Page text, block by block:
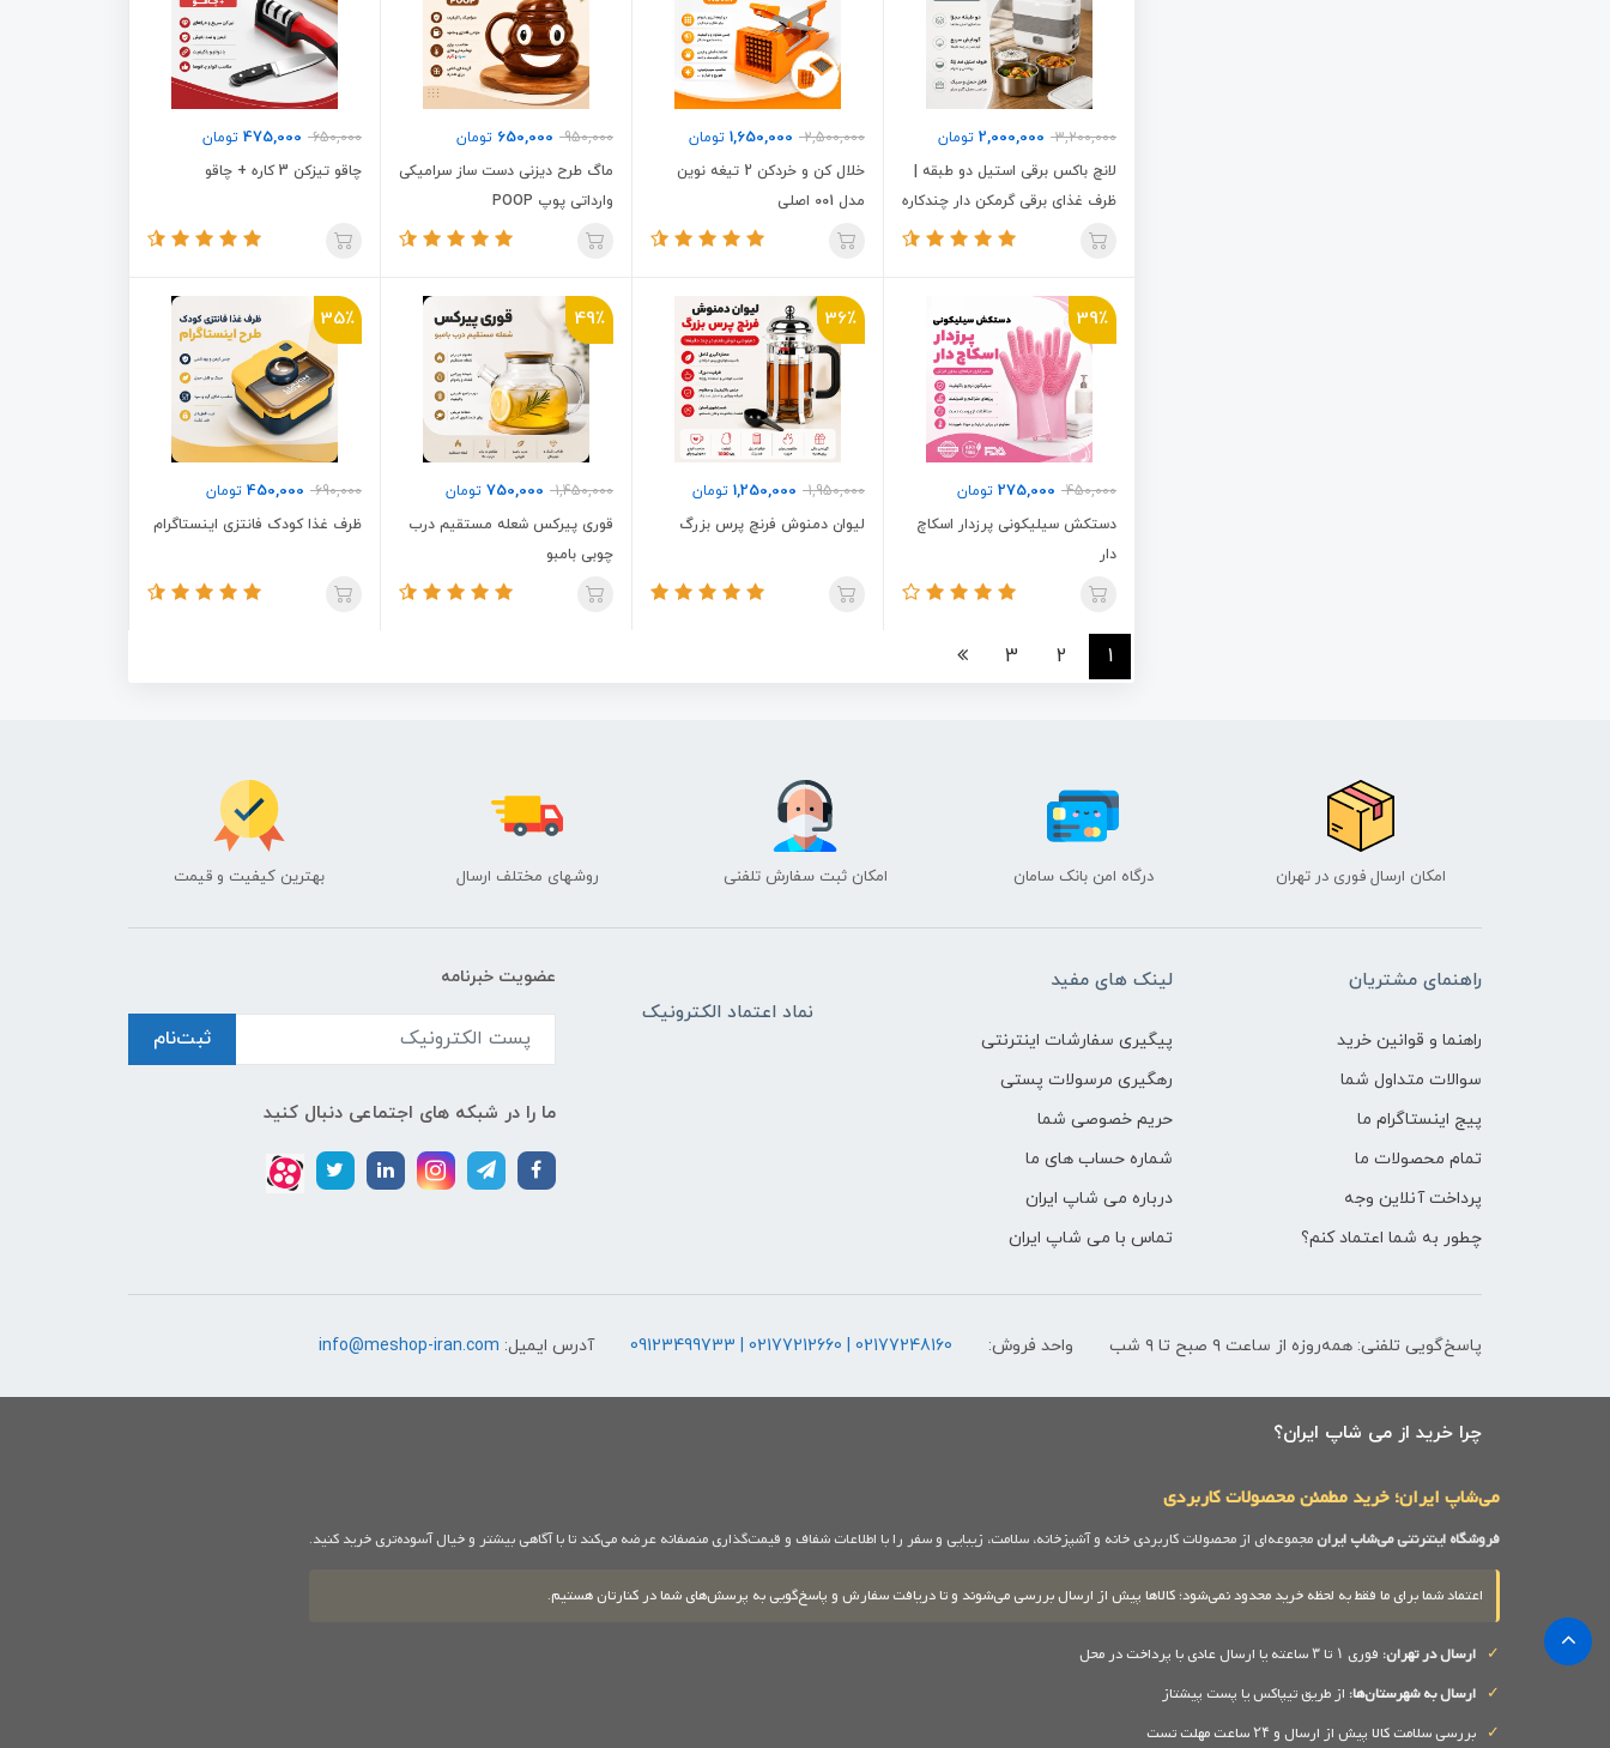
3,200,000
2,000,000 تومان
لانچ باکس برقی استیل دو طبقه |
ظرف غذای برقی گرمکن دار چندکاره
2,500,000
1,650,000 تومان
خلال کن و خردکن 2 تیغه نوین
مدل 001 اصلی
950,000
650,000 تومان
ماگ طرح دیزنی دست ساز سرامیکی
وارداتی پوپ POOP
650,000
475,000 تومان
چاقو تیزکن 3 کاره + چاقو
39٪
450,000
275,000 تومان
دستکش سیلیکونی پرزدار اسکاچ
دار
36٪
1,950,000
1,250,000 تومان
لیوان دمنوش فرنچ پرس بزرگ
49٪
1,450,000
750,000 تومان
قوری پیرکس شعله مستقیم درب
چوبی بامبو
35٪
690,000
450,000 تومان
ظرف غذا کودک فانتزی اینستاگرام
1
2
3
امکان ارسال فوری در تهران درگاه امن بانک سامان امکان ثبت سفارش تلفنی روشهای مختلف ارسال بهترین کیفیت و قیمت
راهنمای مشتریان
راهنما و قوانین خرید
سوالات متداول شما
پیج اینستاگرام ما
تمام محصولات ما
پرداخت آنلاین وجه
چطور به شما اعتماد کنم؟
لینک های مفید
پیگیری سفارشات اینترنتی
رهگیری مرسولات پستی
حریم خصوصی شما
شماره حساب های ما
درباره می شاپ ایران
تماس با می شاپ ایران
نماد اعتماد الکترونیک
عضویت خبرنامه
ثبت‌نام
ما را در شبکه های اجتماعی دنبال کنید
پاسخ‌گویی تلفنی: همه‌روزه از ساعت ۹ صبح تا ۹ شب واحد فروش: 02177248160 | 02177212660 | 09123499733 آدرس ایمیل: info@meshop-iran.com
چرا خرید از می شاپ ایران؟
می‌شاپ ایران؛ خرید مطمئن محصولات کاربردی
فروشگاه اینترنتی می‌شاپ ایران مجموعه‌ای از محصولات کاربردی خانه و آشپزخانه، سلامت، زیبایی و سفر را با اطلاعات شفاف و قیمت‌گذاری منصفانه عرضه می‌کند تا با آگاهی بیشتر و خیال آسوده‌تری خرید کنید.
اعتماد شما برای ما فقط به لحظه خرید محدود نمی‌شود؛ کالاها پیش از ارسال بررسی می‌شوند و تا دریافت سفارش و پاسخ‌گویی به پرسش‌های شما در کنارتان هستیم.
✓ ارسال در تهران: فوری ۱ تا ۳ ساعته یا ارسال عادی با پرداخت در محل
✓ ارسال به شهرستان‌ها: از طریق تیپاکس یا پست پیشتاز
✓ بررسی سلامت کالا پیش از ارسال و ۲۴ ساعت مهلت تست